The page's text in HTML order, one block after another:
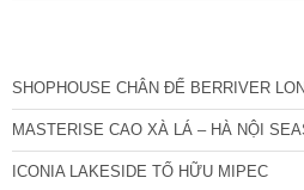
SHOPHOUSE CHÂN ĐẾ BERRIVER
MASTERISE CAO XÀ LÁ – HÀ NỘI
ICONIA LAKESIDE TỐ HỮU MIPEC